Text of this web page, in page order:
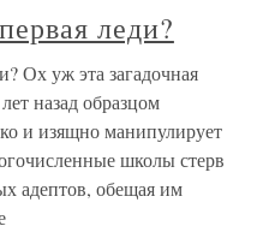
леди?
Ох уж эта загадочная
назад образцом
и изящно манипулирует
школы стерв
адептов, обещая им